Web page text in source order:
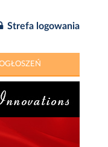
Strefa logowania